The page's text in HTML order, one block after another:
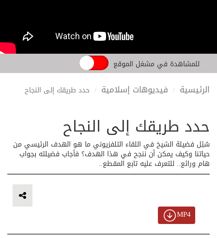
للمشاهدة في مشغل الموقع
الرئيسية فيديوهات إسلامية حدد طريقك إلى النجاح
حدد طريقك إلى النجاح
سُئِل فضيلة الشيخ في اللقاء التلفزيوني ما هو الهدف الرئيسي من
حياتنا وكيف يمكن أن ننجح في هذا الهدف؟ فأجاب فضيلته بجواب
هام ورائع.. للتعرف عليه تابع المقطع..
MP4